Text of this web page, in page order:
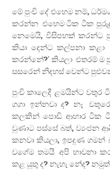
මේ පුංචි දේ එහෙම නම්,
කරන්න. එහෙම ටික ටික
නෙමෙයි, විසිපහක් කරන්ට
කියා දෙන්ට කල්පනා
කරන්නේ?’ කියලා. එතරම් ම
සසරෙන් නිදහස් වෙන්ට
පුංචි කාලෙදී ළමයින්ට වතුර
ගගා ඉන්නවා ද? නෑ.
කලකින් පොඩි ආහාර ටික
වුණාට පස්සේ බත්, ව්‍යංජන
කනවා කියලා, ඉපදුණ ගමන්
වගේම තමයි. අපි භාවනා
කළ යුතු ද? නැහැ නේද?